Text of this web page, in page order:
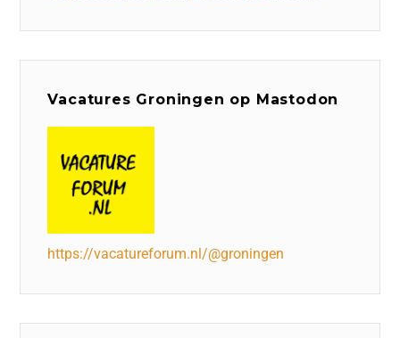
Vacatures Groningen op Mastodon
https://vacatureforum.nl/@groningen